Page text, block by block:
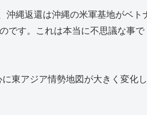
沖縄返還は沖縄の米軍基地がベト
です。これは本当に不思議な事で
東アジア情勢地図が大きく変化